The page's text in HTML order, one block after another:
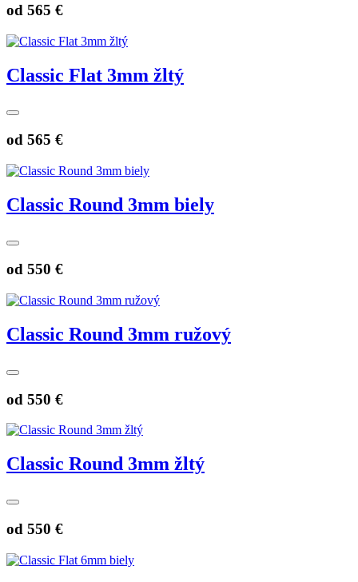
od 565 €
Classic Flat 3mm žltý
od 565 €
Classic Round 3mm biely
od 550 €
Classic Round 3mm ružový
od 550 €
Classic Round 3mm žltý
od 550 €